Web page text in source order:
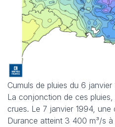
Cumuls de pluies du 6
La conjonction de ces
crues. Le 7 janvier 1994,
Durance atteint 3 400 m³/s